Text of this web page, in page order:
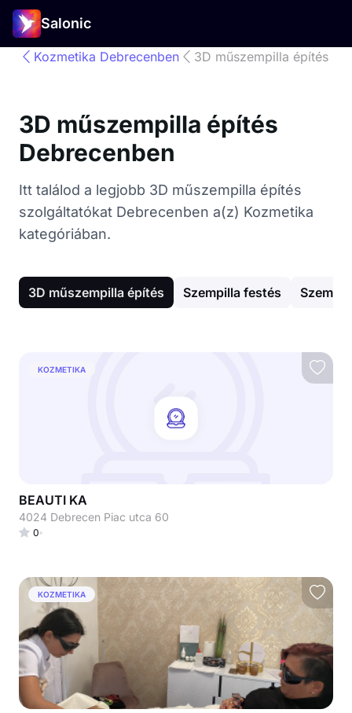
Salonic
Kozmetika Debrecenben 3D műszempilla építés
3D műszempilla építés
Debrecenben
Itt találod a legjobb 3D műszempilla építés
szolgáltatókat Debrecenben a(z) Kozmetika
kategóriában.
3D műszempilla építés Szempilla festés
KOZMETIKA
BEAUTI KA
4024 Debrecen Piac utca 60
0
KOZMETIKA